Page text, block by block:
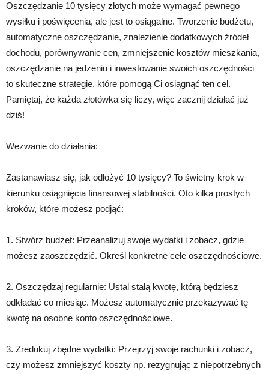
Oszczędzanie 10 tysięcy złotych może wymagać pewnego
wysiłku i poświęcenia, ale jest to osiągalne. Tworzenie budżetu,
automatyczne oszczędzanie, znalezienie dodatkowych źródeł
dochodu, porównywanie cen, zmniejszenie kosztów mieszkania,
oszczędzanie na jedzeniu i inwestowanie swoich oszczędności
to skuteczne strategie, które pomogą Ci osiągnąć ten cel.
Pamiętaj, że każda złotówka się liczy, więc zacznij działać już
dziś!
Wezwanie do działania:
Zastanawiasz się, jak odłożyć 10 tysięcy? To świetny krok w
kierunku osiągnięcia finansowej stabilności. Oto kilka prostych
kroków, które możesz podjąć:
1. Stwórz budżet: Przeanalizuj swoje wydatki i zobacz, gdzie
możesz zaoszczędzić. Określ konkretne cele oszczędnościowe.
2. Oszczędzaj regularnie: Ustal stałą kwotę, którą będziesz
odkładać co miesiąc. Możesz automatycznie przekazywać tę
kwotę na osobne konto oszczędnościowe.
3. Zredukuj zbędne wydatki: Przejrzyj swoje rachunki i zobacz,
czy możesz zmniejszyć koszty np. rezygnując z niepotrzebnych